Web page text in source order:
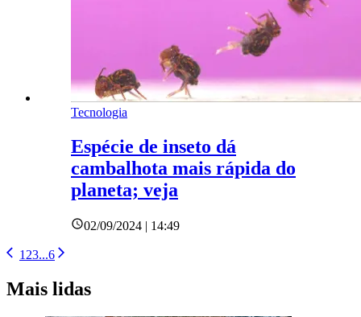
Tecnologia
Espécie de inseto dá
cambalhota mais rápida do
planeta; veja
02/09/2024 | 14:49
1 23...6
Mais lidas